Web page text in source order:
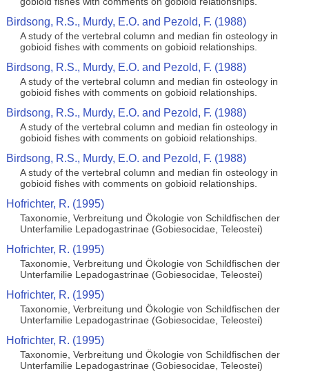
Birdsong, R.S., Murdy, E.O. and Pezold, F. (1988)
A study of the vertebral column and median fin osteology in
gobioid fishes with comments on gobioid relationships.
Birdsong, R.S., Murdy, E.O. and Pezold, F. (1988)
A study of the vertebral column and median fin osteology in
gobioid fishes with comments on gobioid relationships.
Birdsong, R.S., Murdy, E.O. and Pezold, F. (1988)
A study of the vertebral column and median fin osteology in
gobioid fishes with comments on gobioid relationships.
Birdsong, R.S., Murdy, E.O. and Pezold, F. (1988)
A study of the vertebral column and median fin osteology in
gobioid fishes with comments on gobioid relationships.
Hofrichter, R. (1995)
Taxonomie, Verbreitung und Ökologie von Schildfischen der
Unterfamilie Lepadogastrinae (Gobiesocidae, Teleostei)
Hofrichter, R. (1995)
Taxonomie, Verbreitung und Ökologie von Schildfischen der
Unterfamilie Lepadogastrinae (Gobiesocidae, Teleostei)
Hofrichter, R. (1995)
Taxonomie, Verbreitung und Ökologie von Schildfischen der
Unterfamilie Lepadogastrinae (Gobiesocidae, Teleostei)
Hofrichter, R. (1995)
Taxonomie, Verbreitung und Ökologie von Schildfischen der
Unterfamilie Lepadogastrinae (Gobiesocidae, Teleostei)